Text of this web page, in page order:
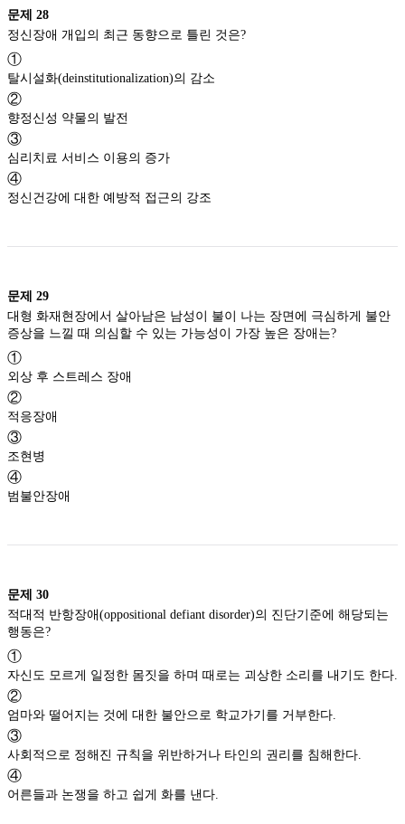
문제 28
①
탈시설화(deinstitutionalization)의 감소
②
향정신성 약물의 발전
③
심리치료 서비스 이용의 증가
④
정신건강에 대한 예방적 접근의 강조
문제 29
대형 화재현장에서 살아남은 남성이 불이 나는 장면에 극심하게 불안
①
외상 후 스트레스 장애
②
적응장애
③
조현병
④
범불안장애
문제 30
적대적 반항장애(oppositional defiant disorder)의 진단기준에 해당되는
①
자신도 모르게 일정한 몸짓을 하며 때로는 괴상한 소리를 내기도 한다.
②
엄마와 떨어지는 것에 대한 불안으로 학교가기를 거부한다.
③
사회적으로 정해진 규칙을 위반하거나 타인의 권리를 침해한다.
④
어른들과 논쟁을 하고 쉽게 화를 낸다.